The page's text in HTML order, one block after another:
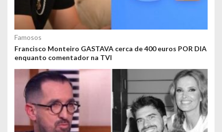
Famosos
Francisco Monteiro GASTAVA cerca de 400 euros POR DIA
enquanto comentador na TVI